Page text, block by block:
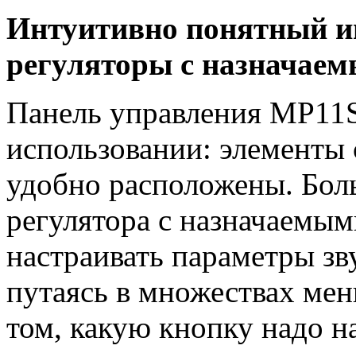
Интуитивно понятный
регуляторы с
Панель управления
использовании:
удобно расположены.
регулятора с
настраивать параметры
путаясь в множествах
том, какую кнопку надо